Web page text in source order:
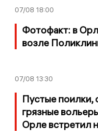
07/08 18:00
Фотофакт: в
возле
07/08 13:30
Пустые поилки,
грязные
Орле встретил